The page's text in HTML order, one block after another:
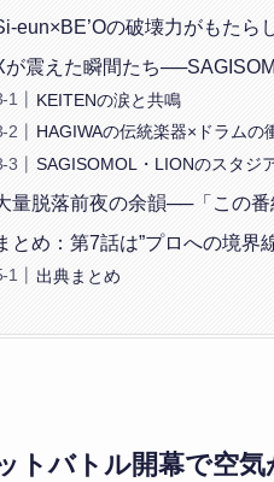
eun×BE’Oの破壊力がもたら
が震えた瞬間たち
KEITENの涙と共鳴
HAGIWAの伝統楽器×ドラムの
SAGISOMOL・LIONのスタジ
量脱落前夜の余韻──「この
とめ：第7話は”プロへの境界
出典まとめ
トバトル開幕で空